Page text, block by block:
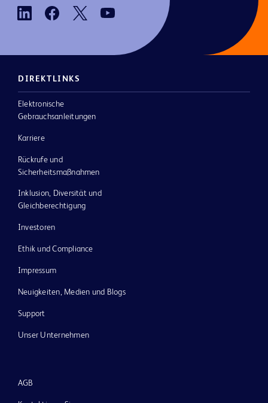
DIREKTLINKS
Elektronische
Gebrauchsanleitungen
Karriere
Rückrufe und
Sicherheitsmaßnahmen
Inklusion, Diversität und
Gleichberechtigung
Investoren
Ethik und Compliance
Impressum
Neuigkeiten, Medien und Blogs
Support
Unser Unternehmen
AGB